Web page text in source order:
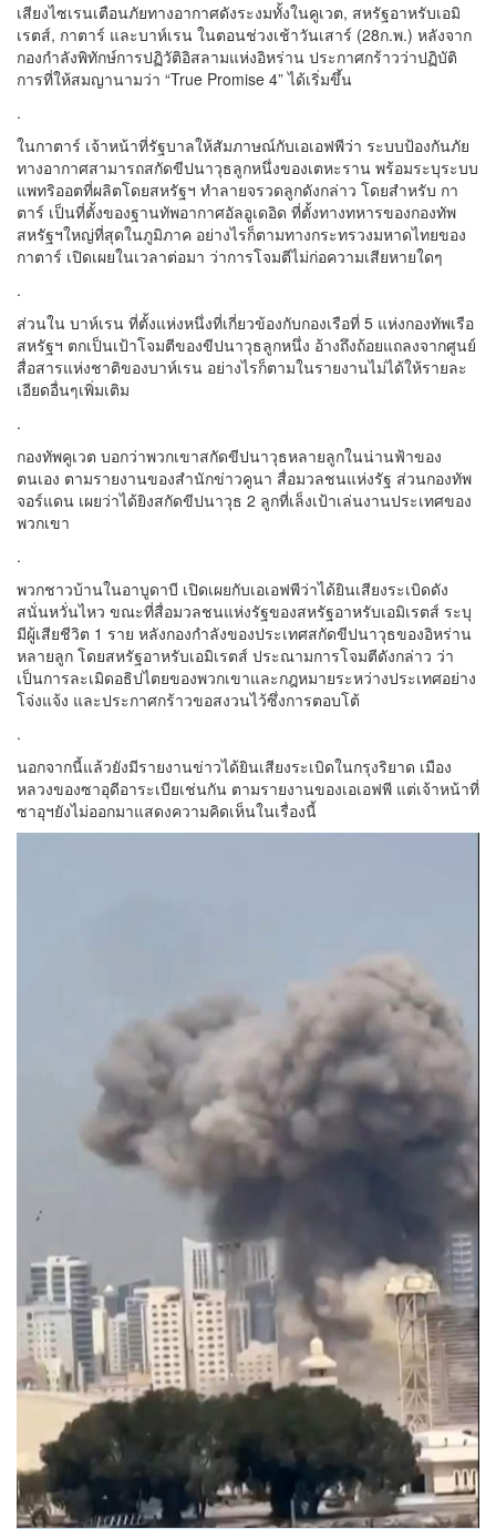
เสียงไซเรนเตือนภัยทางอากาศดังระงมทั้งในคูเวต, สหรัฐอาหรับเอมิ
เรตส์, กาตาร์ และบาห์เรน ในตอนช่วงเช้าวันเสาร์ (28ก.พ.) หลังจาก
กองกำลังพิทักษ์การปฏิวัติอิสลามแห่งอิหร่าน ประกาศกร้าวว่าปฏิบัติ
การที่ให้สมญานามว่า “True Promise 4” ได้เริ่มขึ้น
.
ในกาตาร์ เจ้าหน้าที่รัฐบาลให้สัมภาษณ์กับเอเอฟพีว่า ระบบป้องกันภัย
ทางอากาศสามารถสกัดขีปนาวุธลูกหนึ่งของเตหะราน พร้อมระบุระบบ
แพทริออตที่ผลิตโดยสหรัฐฯ ทำลายจรวดลูกดังกล่าว โดยสำหรับ กา
ตาร์ เป็นที่ตั้งของฐานทัพอากาศอัลอูเดอิด ที่ตั้งทางทหารของกองทัพ
สหรัฐฯใหญ่ที่สุดในภูมิภาค อย่างไรก็ตามทางกระทรวงมหาดไทยของ
กาตาร์ เปิดเผยในเวลาต่อมา ว่าการโจมตีไม่ก่อความเสียหายใดๆ
.
ส่วนใน บาห์เรน ที่ตั้งแห่งหนึ่งที่เกี่ยวข้องกับกองเรือที่ 5 แห่งกองทัพเรือ
สหรัฐฯ ตกเป็นเป้าโจมตีของขีปนาวุธลูกหนึ่ง อ้างถึงถ้อยแถลงจากศูนย์
สื่อสารแห่งชาติของบาห์เรน อย่างไรก็ตามในรายงานไม่ได้ให้รายละ
เอียดอื่นๆเพิ่มเติม
.
กองทัพคูเวต บอกว่าพวกเขาสกัดขีปนาวุธหลายลูกในน่านฟ้าของ
ตนเอง ตามรายงานของสำนักข่าวคูนา สื่อมวลชนแห่งรัฐ ส่วนกองทัพ
จอร์แดน เผยว่าได้ยิงสกัดขีปนาวุธ 2 ลูกที่เล็งเป้าเล่นงานประเทศของ
พวกเขา
.
พวกชาวบ้านในอาบูดาบี เปิดเผยกับเอเอฟพีว่าได้ยินเสียงระเบิดดัง
สนั่นหวั่นไหว ขณะที่สื่อมวลชนแห่งรัฐของสหรัฐอาหรับเอมิเรตส์ ระบุ
มีผู้เสียชีวิต 1 ราย หลังกองกำลังของประเทศสกัดขีปนาวุธของอิหร่าน
หลายลูก โดยสหรัฐอาหรับเอมิเรตส์ ประณามการโจมตีดังกล่าว ว่า
เป็นการละเมิดอธิปไตยของพวกเขาและกฎหมายระหว่างประเทศอย่าง
โจ่งแจ้ง และประกาศกร้าวขอสงวนไว้ซึ่งการตอบโต้
.
นอกจากนี้แล้วยังมีรายงานข่าวได้ยินเสียงระเบิดในกรุงริยาด เมือง
หลวงของซาอุดีอาระเบียเช่นกัน ตามรายงานของเอเอฟพี แต่เจ้าหน้าที่
ซาอุฯยังไม่ออกมาแสดงความคิดเห็นในเรื่องนี้